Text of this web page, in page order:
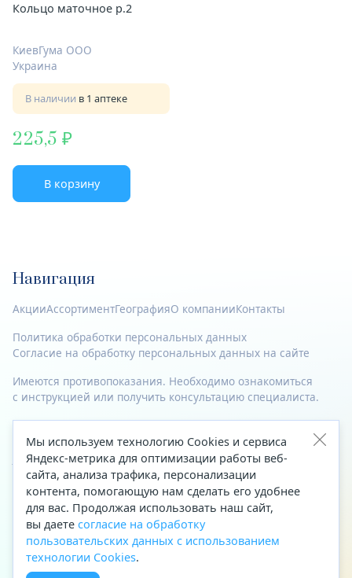
Кольцо маточное р.2
КиевГума ООО
Украина
В наличии в 1 аптеке
225,5
В корзину
Навигация
АкцииАссортиментГеографияО компанииКонтакты
Политика обработки персональных данных
Согласие на обработку персональных данных на сайте
Имеются противопоказания. Необходимо ознакомиться
с инструкцией или получить консультацию специалиста.
© 2023—2026 Все права защищены.
Адрес
Архангельск, ул. Папанина, д. 19 (вход в здание со стороны
автоцентра «Тойота»)
Приемная Генерального директора
Телефон
+7 (8182) 63-60-31
Факс
+7 (8182) 68-66-71
Мы используем технологию Cookies и сервиса
Яндекс-метрика для оптимизации работы веб-
сайта, анализа трафика, персонализации
контента, помогающую нам сделать его удобнее
для вас. Продолжая использовать наш сайт,
вы даете согласие на обработку
пользовательских данных с использованием
технологии Cookies.